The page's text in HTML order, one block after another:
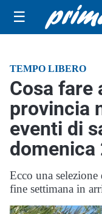
☰
TEMPO LIBERO
Cosa fare
provincia
eventi di
domenica
Ecco una
fine settimana in